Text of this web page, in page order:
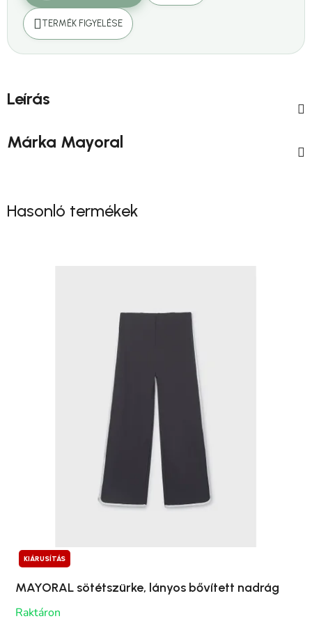
TERMÉK FIGYELÉSE
Leírás
Márka Mayoral
Hasonló termékek
KIÁRUSÍTÁS
MAYORAL sötétszürke, lányos bővített nadrág
Raktáron